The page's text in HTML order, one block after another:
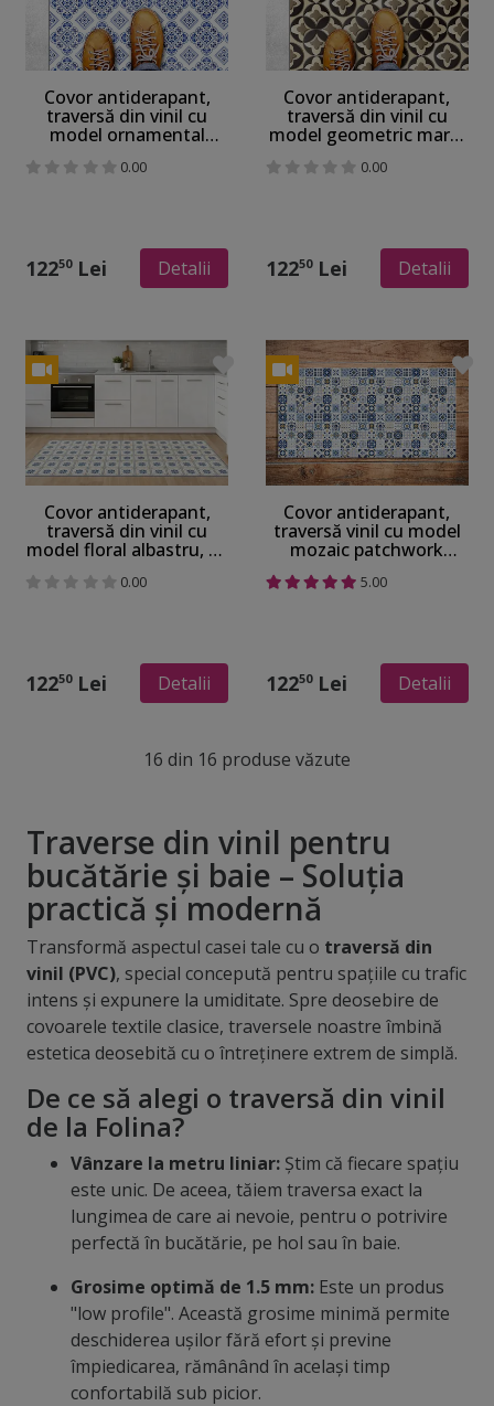
Covor antiderapant,
traversă din vinil cu
model ornamental
0.00
12250Lei Detalii
Covor antiderapant,
traversă din vinil cu
model geometric maro,
70 cm lățime
0.00
12250Lei Detalii
Covor antiderapant,
traversă din vinil cu
model floral albastru, 70
0.00
12250Lei Detalii
Covor antiderapant,
traversă vinil cu model
mozaic patchwork
albastru, 70 cm lățime
5.00
12250Lei Detalii
16 din 16 produse văzute
Traverse din vinil pentru
bucătărie și baie – Soluția
practică și modernă
Transformă aspectul casei tale cu o traversă din
vinil (PVC), special concepută pentru spațiile cu trafic
intens și expunere la umiditate. Spre deosebire de
covoarele textile clasice, traversele noastre îmbină
estetica deosebită cu o întreținere extrem de simplă.
De ce să alegi o traversă din vinil
de la Folina?
Vânzare la metru liniar:Știm că fiecare spațiu
este unic. De aceea, tăiem traversa exact la
lungimea de care ai nevoie, pentru o potrivire
perfectă în bucătărie, pe hol sau în baie.
Grosime optimă de 1.5 mm:Este un produs
"low profile". Această grosime minimă permite
deschiderea ușilor fără efort și previne
împiedicarea, rămânând în același timp
confortabilă sub picior.